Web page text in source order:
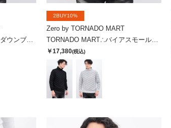
2BUY10%
Zero by TORNADO MART
￥17,380(税込)